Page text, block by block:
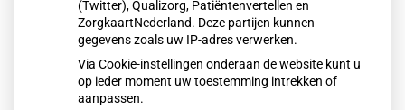
mogelijk door risicovoller gedrag van afstekers.
Lees het hele artikel op: Nationale zorggids
Publicatiedatum:06-01-2026
(Twitter), Qualizorg, Patiëntenvertellen en
ZorgkaartNederland. Deze partijen kunnen
gegevens zoals uw IP-adres verwerken.
Via Cookie-instellingen onderaan de website kunt u
op ieder moment uw toestemming intrekken of
aanpassen.